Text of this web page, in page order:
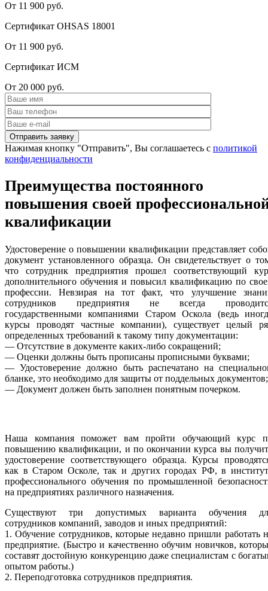
От 11 900 руб.
Сертификат OHSAS 18001
От 11 900 руб.
Сертификат ИСМ
От 20 000 руб.
Нажимая кнопку "Отправить", Вы соглашаетесь с политикой
конфиденциальности
Преимущества постоянного
повышения своей
квалификации
Удостоверение о повышении квалификации представляет
документ установленного образца. Он свидетельствует о
что сотрудник предприятия прошел соответствующий
дополнительного обучения и повысил квалификацию по
профессии. Невзирая на тот факт, что улучшение
сотрудников предприятия не всегда
государственными компаниями Старом Оскола (ведь
курсы проводят частные компании), существует целый
определенных требований к такому типу документации:
— Отсутствие в документе каких-либо сокращений;
— Оценки должны быть прописаны прописными буквами;
— Удостоверение должно быть распечатано на
бланке, это необходимо для защиты от поддельных документов;
— Документ должен быть заполнен понятным почерком.
Наша компания поможет вам пройти обучающий курс
повышению квалификации, и по окончании курса вы
удостоверение соответствующего образца. Курсы
как в Старом Осколе, так и других городах РФ, в
профессионального обучения по промышленной
на предприятиях различного назначения.
Существуют три допустимых варианта обучения
сотрудников компаний, заводов и иных предприятий:
1. Обучение сотрудников, которые недавно пришли работать
предприятие. (Быстро и качественно обучим новичков,
составят достойную конкуренцию даже специалистам с
опытом работы.)
2. Переподготовка сотрудников предприятия.